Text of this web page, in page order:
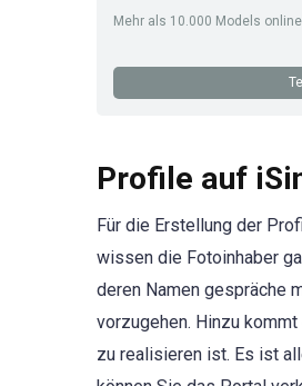
Mehr als 10.000 Models online
Profile auf
Für die Erstellung der
wissen die Fotoinhaber
deren Namen gespräche
vorzugehen. Hinzu
zu realisieren ist. Es ist